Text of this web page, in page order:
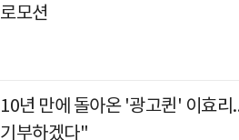
로모션
10년 만에 돌아온 '광고퀸' 이효리
기부하겠다"